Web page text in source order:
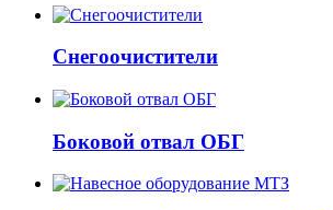
Снегоочистители
Боковой отвал ОБГ